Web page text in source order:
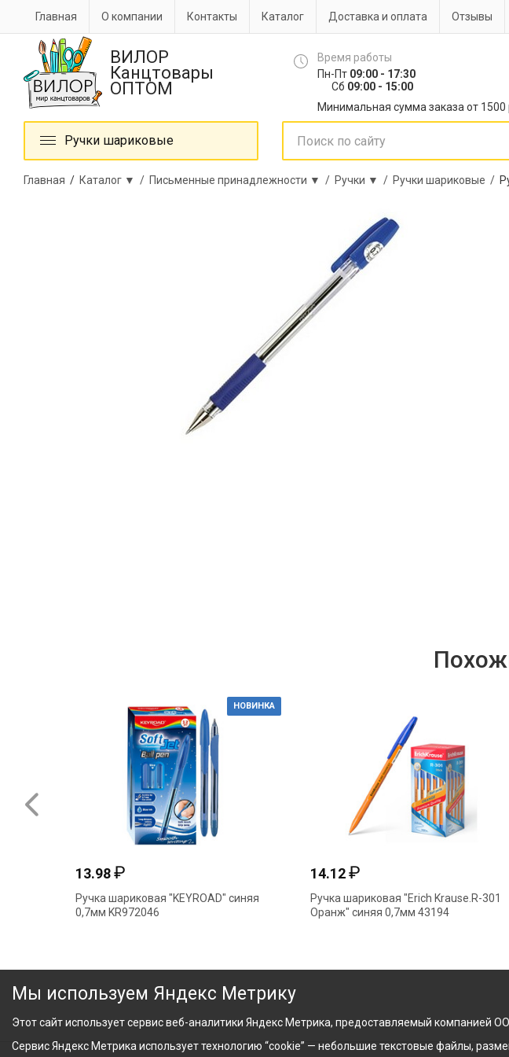
Главная О компании Контакты Каталог Доставка и оплата Отзывы
ВИЛОР
Канцтовары
ОПТОМ
Время работы
Пн-Пт 09:00 - 17:30
Сб 09:00 - 15:00
Минимальная сумма заказа от 1500
Ручки шариковые
Главная / Каталог ▼ / Письменные принадлежности ▼ / Ручки ▼ / Ручки шариковые /
НОВИНКА
13.98₽
Ручка шариковая "KEYROAD" синяя
0,7мм KR972046
14.12₽
Ручка шариковая "Erich Krause.R-301
Оранж" синяя 0,7мм 43194
Мы используем Яндекс Метрику
Этот сайт использует сервис веб-аналитики Яндекс Метрика, предоставляемый компанией
Сервис Яндекс Метрика использует технологию “cookie” — небольшие текстовые файлы,